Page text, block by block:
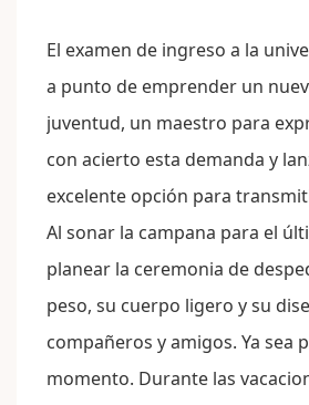
El examen de ingreso a la
a punto de emprender un
juventud, un maestro para
con acierto esta demanda y
excelente opción para
Al sonar la campana para el
planear la ceremonia de
peso, su cuerpo ligero y su
compañeros y amigos. Ya
momento. Durante las